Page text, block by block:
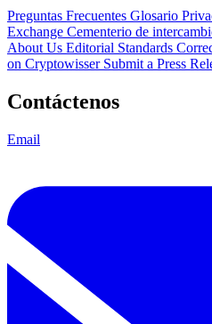
Preguntas Frecuentes Glosario
Exchange Cementerio de
About Us Editorial Standards
on Cryptowisser Submit a Press
Contáctenos
Email